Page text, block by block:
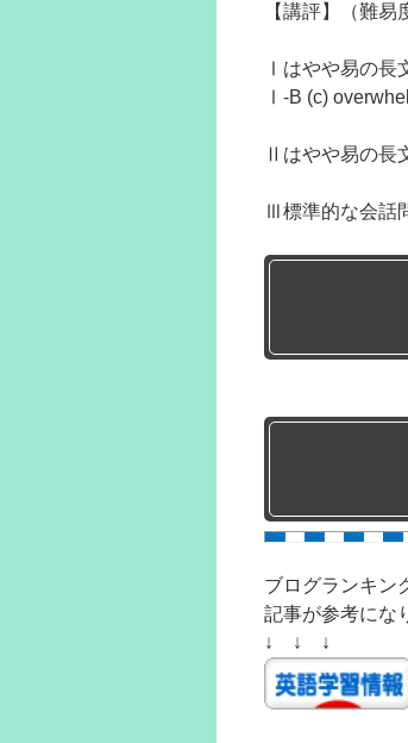
【講評】（難易
Ⅰはやや易の長
Ⅰ-B (c)
Ⅱはやや易の長
Ⅲ標準的な会話
ブログランキン
記事が参考にな
↓ ↓ ↓